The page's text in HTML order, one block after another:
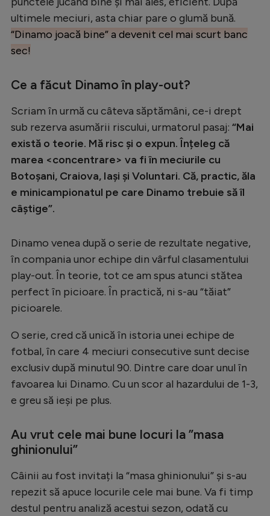
ultimele meciuri, asta chiar pare o glumă bună.
“Dinamo joacă bine” a devenit cel mai scurt banc
sec!
Ce a făcut Dinamo în play-out?
Scriam în urmă cu câteva săptămâni, ce-i drept
sub rezerva asumării riscului, urmatorul pasaj: “Mai
există o teorie. Mă risc și o expun. Înțeleg că
marea <concentrare> va fi în meciurile cu
Botoșani, Craiova, Iași și Voluntari. Că, practic, ăla
e minicampionatul pe care Dinamo trebuie să îl
câștige”.
Dinamo venea după o serie de rezultate negative,
în compania unor echipe din vârful clasamentului
play-out. În teorie, tot ce am spus atunci stătea
perfect în picioare. În practică, ni s-au “tăiat”
picioarele.
O serie, cred că unică în istoria unei echipe de
fotbal, în care 4 meciuri consecutive sunt decise
exclusiv după minutul 90. Dintre care doar unul în
favoarea lui Dinamo. Cu un scor al hazardului de 1-3,
e greu să ieși pe plus.
Au vrut cele mai bune locuri la ”masa
ghinionului”
Câinii au fost invitați la “masa ghinionului” și s-au
repezit să apuce locurile cele mai bune. Va fi timp
destul pentru analiză acestui sezon, odată cu